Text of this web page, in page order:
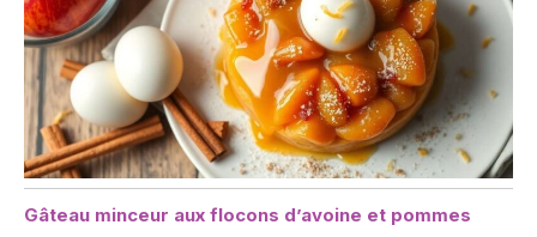
Gâteau minceur aux flocons d’avoine et pommes